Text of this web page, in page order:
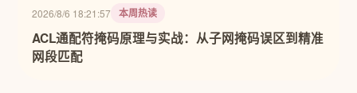
2026/8/6 18:21:57 本周热读
ACL通配符掩码原理与实战：从子网掩码误区到精准
网段匹配